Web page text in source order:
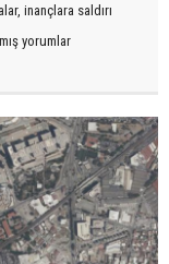
inançlara saldırı
yorumlar